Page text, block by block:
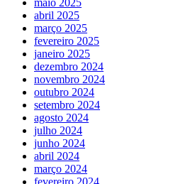
abril 2025
março 2025
fevereiro 2025
janeiro 2025
dezembro 2024
novembro 2024
outubro 2024
setembro 2024
agosto 2024
julho 2024
junho 2024
abril 2024
março 2024
fevereiro 2024